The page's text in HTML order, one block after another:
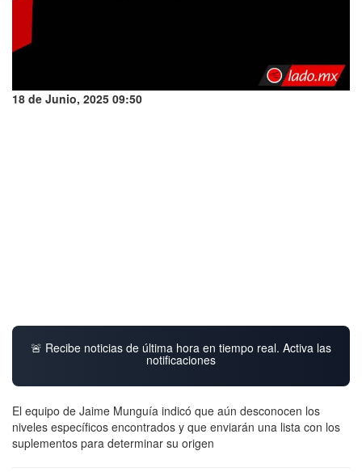
18 de Junio, 2025 09:50
🚨 Recibe noticias de última hora en tiempo real. Activa las
notificaciones
El equipo de Jaime Munguía indicó que aún desconocen los
niveles específicos encontrados y que enviarán una lista con los
suplementos para determinar su origen